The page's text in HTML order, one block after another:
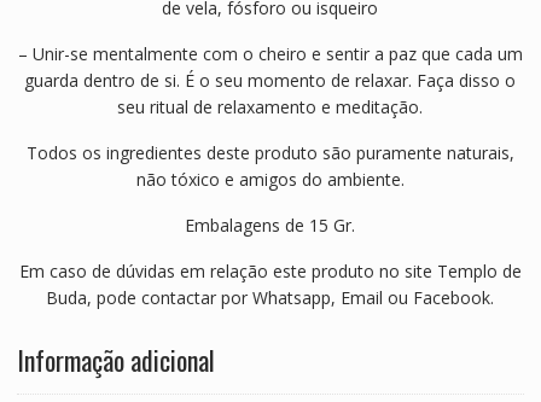
de vela, fósforo ou isqueiro
– Unir-se mentalmente com o cheiro e sentir a paz que cada um
guarda dentro de si. É o seu momento de relaxar. Faça disso o
seu ritual de relaxamento e meditação.
Todos os ingredientes deste produto são puramente naturais,
não tóxico e amigos do ambiente.
Embalagens de 15 Gr.
Em caso de dúvidas em relação este produto no site Templo de
Buda, pode contactar por Whatsapp, Email ou Facebook.
Informação adicional